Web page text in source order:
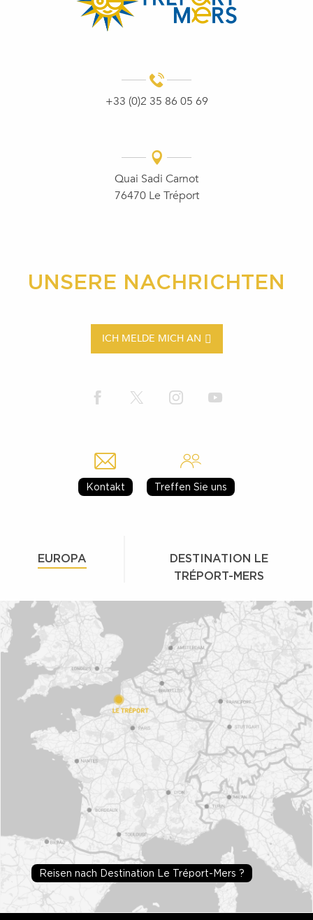
+33 (0)2 35 86 05 69
Quai Sadi Carnot
76470 Le Tréport
UNSERE NACHRICHTEN
ICH MELDE MICH AN
Kontakt Treffen Sie uns
EUROPA
DESTINATION LE
TRÉPORT-MERS
Reisen nach Destination Le Tréport-Mers ?